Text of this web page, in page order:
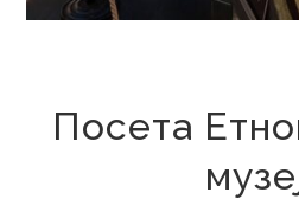
Посета